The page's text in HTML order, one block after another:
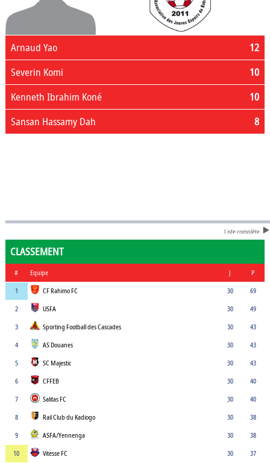
12
Arnaud Yao
10
Severin Komi
10
Kenneth Ibrahim Koné
8
Sansan Hassamy Dah
Liste complète
CLASSEMENT
# Equipe J
P
1
CF Rahimo FC 30
69
2
USFA 30
49
3
Sporting Football des Cascades 30
43
4
AS Douanes 30
43
5
SC Majestic 30
43
6
CFFEB 30
40
7
Salitas FC 30
40
8
Rail Club du Kadiogo 30
38
9
ASFA/Yennenga 30
38
10
Vitesse FC 30
37